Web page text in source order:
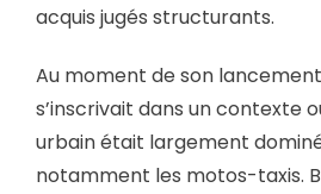
acquis jugés structurants.
Au moment de son
s’inscrivait dans un contexte
urbain était largement
notamment les motos-taxis.